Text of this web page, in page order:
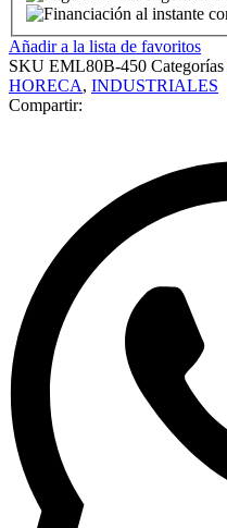
Añadir a la lista de favoritos
SKU EML80B-450 Categorías
HORECA, INDUSTRIALES
Compartir: